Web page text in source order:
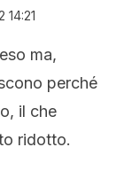
14:21
ma,
perché
il che
ridotto.